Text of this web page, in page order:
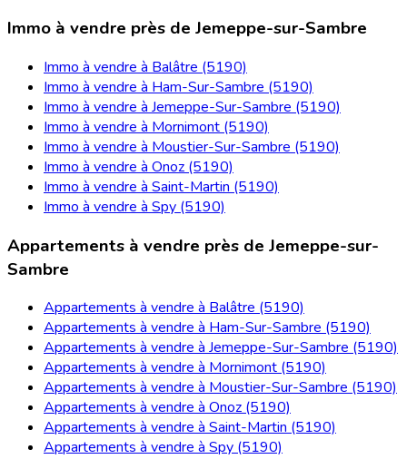
Immo à vendre près de Jemeppe-sur-Sambre
Immo à vendre à Balâtre (5190)
Immo à vendre à Ham-Sur-Sambre (5190)
Immo à vendre à Jemeppe-Sur-Sambre (5190)
Immo à vendre à Mornimont (5190)
Immo à vendre à Moustier-Sur-Sambre (5190)
Immo à vendre à Onoz (5190)
Immo à vendre à Saint-Martin (5190)
Immo à vendre à Spy (5190)
Appartements à vendre près de Jemeppe-sur-
Sambre
Appartements à vendre à Balâtre (5190)
Appartements à vendre à Ham-Sur-Sambre (5190)
Appartements à vendre à Jemeppe-Sur-Sambre (5190)
Appartements à vendre à Mornimont (5190)
Appartements à vendre à Moustier-Sur-Sambre (5190)
Appartements à vendre à Onoz (5190)
Appartements à vendre à Saint-Martin (5190)
Appartements à vendre à Spy (5190)